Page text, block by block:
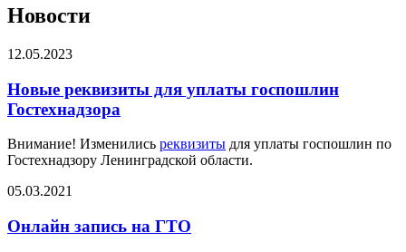
Новости
12.05.2023
Новые реквизиты для уплаты госпошлин
Гостехнадзора
Внимание! Изменились реквизиты для уплаты госпошлин по
Гостехнадзору Ленинградской области.
05.03.2021
Онлайн запись на ГТО